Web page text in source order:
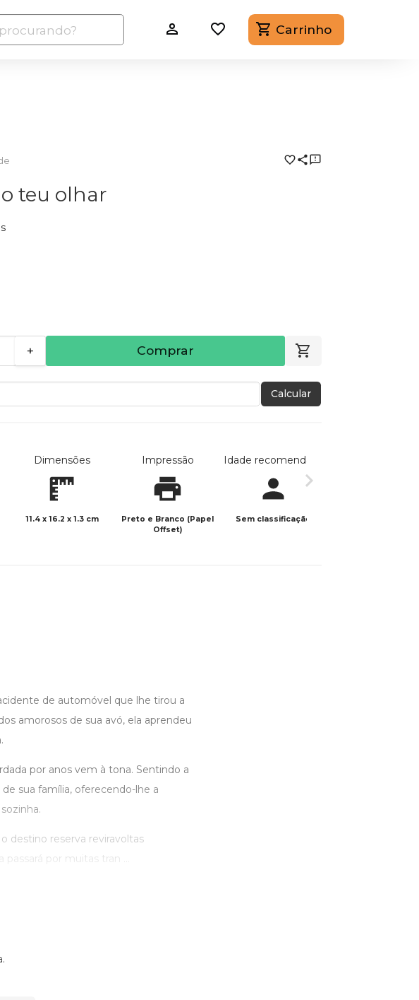
Carrinho
teu olhar
+ Comprar
Calcular
Dimensões
11.4 x 16.2 x 1.3 cm
Impressão
Preto e Branco (Papel
Offset)
Idade recomendada
Sem classificação
de automóvel que lhe tirou a
amorosos de sua avó, ela aprendeu
por anos vem à tona. Sentindo a
sua família, oferecendo-lhe a
destino reserva reviravoltas
por muitas tran ...